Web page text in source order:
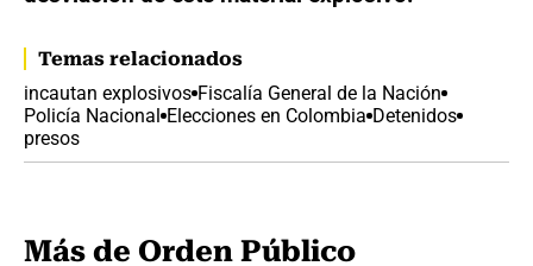
Temas relacionados
incautan explosivos Fiscalía General de la Nación
Policía Nacional Elecciones en Colombia Detenidos
presos
Más de Orden Público